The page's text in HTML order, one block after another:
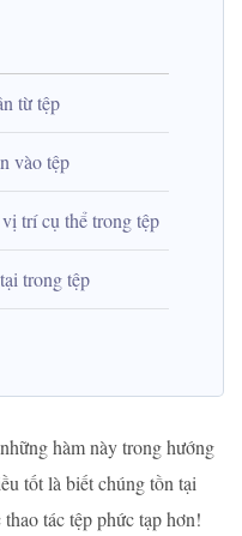
từ tệp
vào tệp
trí cụ thể trong tệp
trong tệp
hàm này trong hướng
tốt là biết chúng tồn tại
tác tệp phức tạp hơn!